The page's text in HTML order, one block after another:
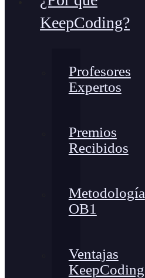
KeepCoding?
Profesores
Expertos
Premios
Recibidos
Metodología
OB1
Ventajas
KeepCoding